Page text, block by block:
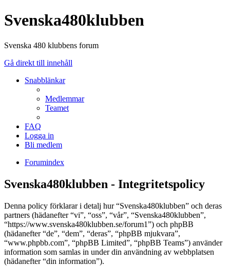
Svenska480klubben
Svenska 480 klubbens forum
Gå direkt till innehåll
Snabblänkar
Medlemmar
Teamet
FAQ
Logga in
Bli medlem
Forumindex
Svenska480klubben - Integritetspolicy
Denna policy förklarar i detalj hur “Svenska480klubben” och deras
partners (hädanefter “vi”, “oss”, “vår”, “Svenska480klubben”,
“https://www.svenska480klubben.se/forum1”) och phpBB
(hädanefter “de”, “dem”, “deras”, “phpBB mjukvara”,
“www.phpbb.com”, “phpBB Limited”, “phpBB Teams”) använder
information som samlas in under din användning av webbplatsen
(hädanefter “din information”).